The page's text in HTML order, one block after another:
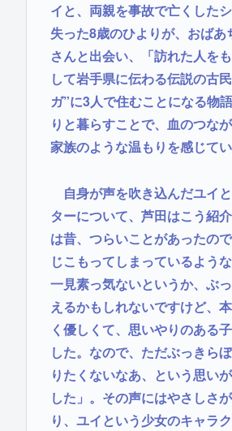
イと、両親を事故で亡くした
失った8歳のひよりが、おばあ
さんと出会い、「訪れた人を
して岩手県に伝わる伝説の古
ガ”に3人で住むことになる物
りと暮らすことで、血のつな
家族のような温もりを感じてい
自身が声を吹き込んだユイ
ターについて、芦田はこう紹
は昔、つらいことがあったの
じこもってしまっているような
一見素っ気ないというか、ぶ
えるかもしれないですけど、
く優しくて、思いやりのある
した。なので、ただぶっきら
りたくないなあ、という思い
した」。その声にはやさしさ
り、ユイという少女のキャラ